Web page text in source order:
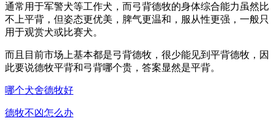
通常用于军警犬等工作犬，而弓背德牧的身体综合能力虽然比
不上平背，但姿态更优美，脾气更温和，服从性更强，一般只
用于观赏犬或比赛犬。
而且目前市场上基本都是弓背德牧，很少能见到平背德牧，因
此要说德牧平背和弓背哪个贵，答案显然是平背。
哪个犬舍德牧好
德牧不凶怎么办